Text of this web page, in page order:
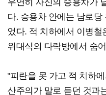
우연히 자신의 승용차가
다. 승용차 안에는 남로당
었다. 적 치하에서 이병철
위대식의 다락방에서 숨
"피란을 못 가고 적 치하
산주의가 말로 듣던 것과